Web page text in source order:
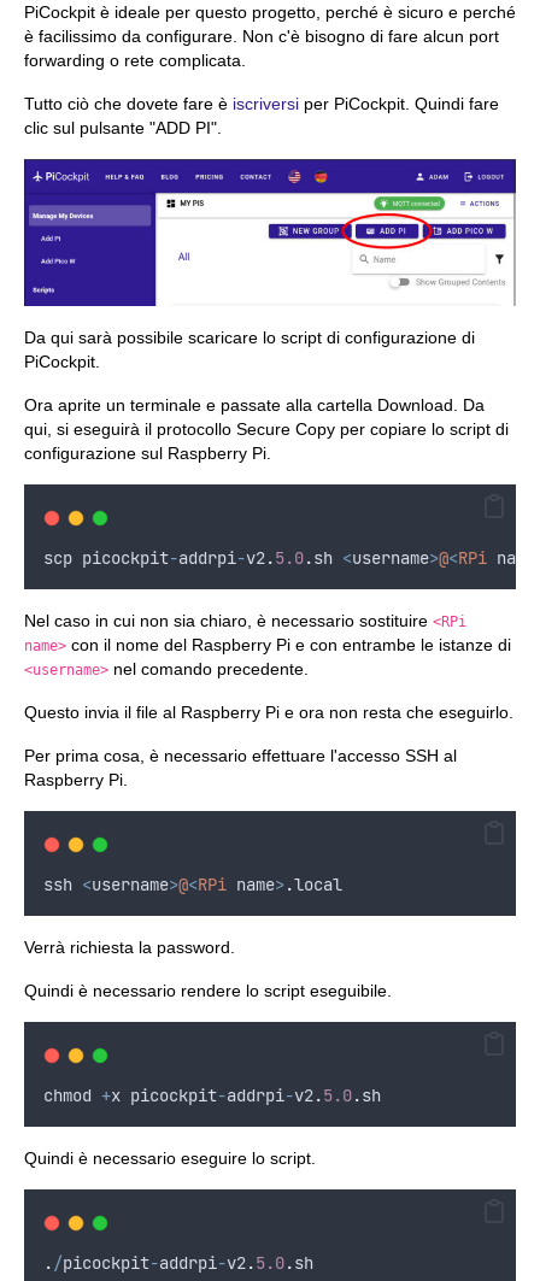
PiCockpit è ideale per questo progetto, perché è sicuro e perché
è facilissimo da configurare. Non c'è bisogno di fare alcun port
forwarding o rete complicata.
Tutto ciò che dovete fare è iscriversi per PiCockpit. Quindi fare
clic sul pulsante "ADD PI".
Da qui sarà possibile scaricare lo script di configurazione di
PiCockpit.
Ora aprite un terminale e passate alla cartella Download. Da
qui, si eseguirà il protocollo Secure Copy per copiare lo script di
configurazione sul Raspberry Pi.
scp picockpit-addrpi-v2.5.0.sh <username>@<RPi name
Nel caso in cui non sia chiaro, è necessario sostituire <RPi
name> con il nome del Raspberry Pi e con entrambe le istanze di
<username> nel comando precedente.
Questo invia il file al Raspberry Pi e ora non resta che eseguirlo.
Per prima cosa, è necessario effettuare l'accesso SSH al
Raspberry Pi.
ssh <username>@<RPi name>.local
Verrà richiesta la password.
Quindi è necessario rendere lo script eseguibile.
chmod +x picockpit-addrpi-v2.5.0.sh
Quindi è necessario eseguire lo script.
. /picockpit-addrpi-v2.5.0.sh